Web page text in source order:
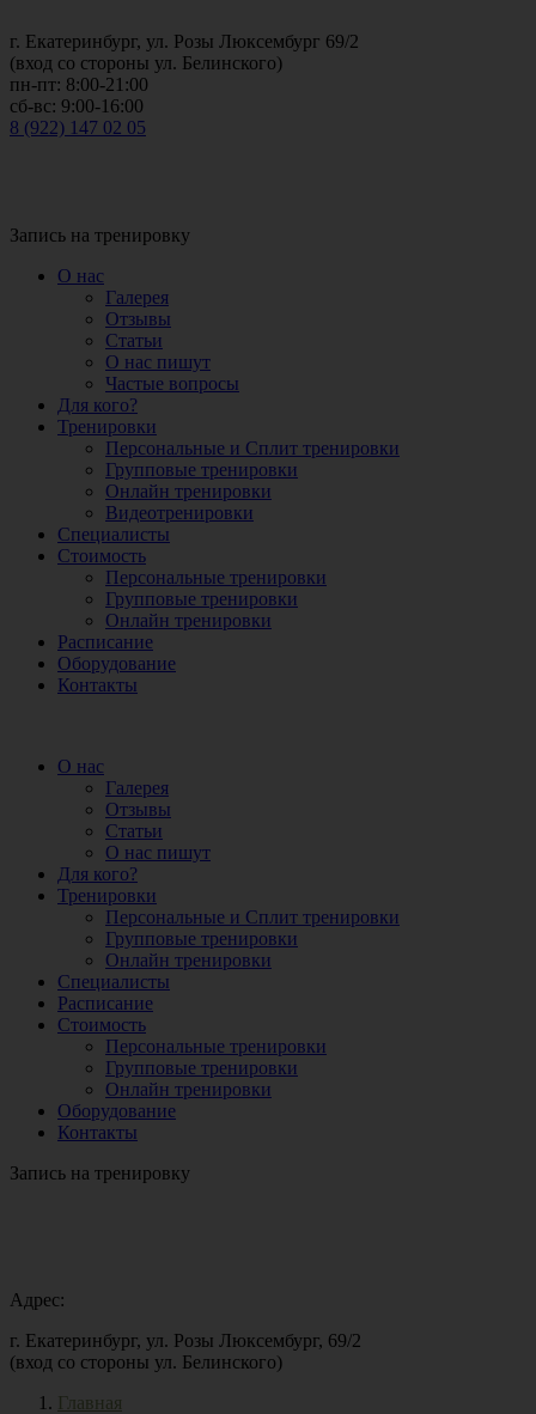
г. Екатеринбург, ул. Розы Люксембург 69/2
(вход со стороны ул. Белинского)
пн-пт: 8:00-21:00
сб-вс: 9:00-16:00
8 (922) 147 02 05
Запись на тренировку
О нас
Галерея
Отзывы
Статьи
О нас пишут
Частые вопросы
Для кого?
Тренировки
Персональные и Сплит тренировки
Групповые тренировки
Онлайн тренировки
Видеотренировки
Специалисты
Стоимость
Персональные тренировки
Групповые тренировки
Онлайн тренировки
Расписание
Оборудование
Контакты
О нас
Галерея
Отзывы
Статьи
О нас пишут
Для кого?
Тренировки
Персональные и Сплит тренировки
Групповые тренировки
Онлайн тренировки
Специалисты
Расписание
Стоимость
Персональные тренировки
Групповые тренировки
Онлайн тренировки
Оборудование
Контакты
Запись на тренировку
Адрес:
г. Екатеринбург, ул. Розы Люксембург, 69/2
(вход со стороны ул. Белинского)
Главная